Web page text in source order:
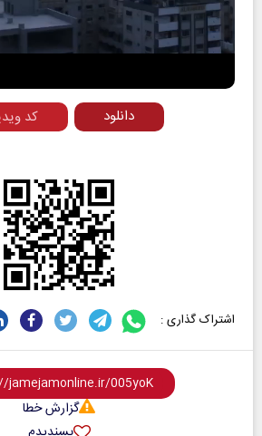
Play
Video
کد دانلود
اشتراک گذاری :
گزارش خطا